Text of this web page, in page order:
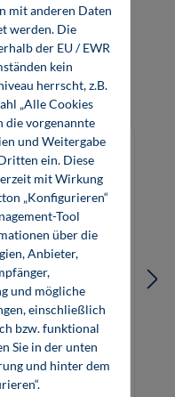
mit anderen Daten
werden. Die
der EU / EWR
kein
herrscht, z.B.
„Alle Cookies
die vorgenannte
und Weitergabe
ein. Diese
mit Wirkung
„Konfigurieren“
Tool
über die
Anbieter,
und mögliche
einschließlich
bzw. funktional
Sie in der unten
und hinter dem